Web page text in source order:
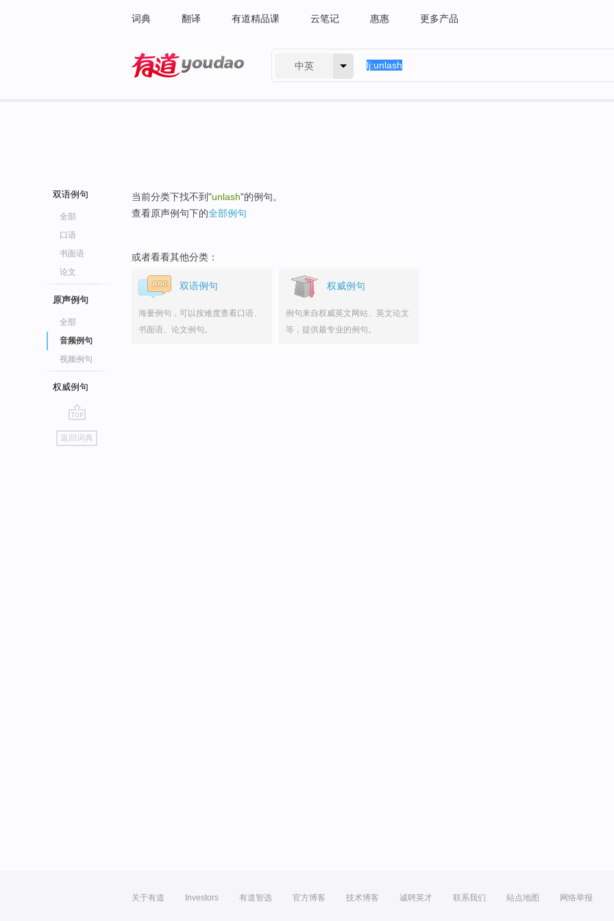
词典 翻译 有道精品课 云笔记 惠惠 更多产品
中英
双语例句
全部
口语
书面语
论文
原声例句
全部
音频例句
视频例句
权威例句
go
top
返回词典
当前分类下找不到"unlash"的例句。
查看原声例句下的全部例句
或者看看其他分类：
双语例句
海量例句，可以按难度查看口语、
书面语、论文例句。
权威例句
例句来自权威英文网站、英文论文
等，提供最专业的例句。
关于有道 Investors 有道智选 官方博客 技术博客 诚聘英才 联系我们 站点地图 网络举报